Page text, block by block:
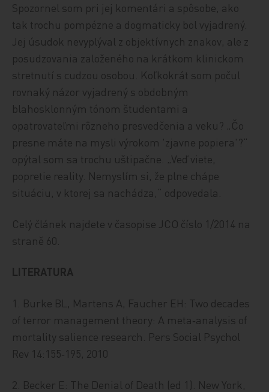
Spozornel som pri jej komentári a spôsobe, ako
tak trochu pompézne a dogmaticky bol vyjadrený.
Jej úsudok nevyplýval z objektívnych znakov, ale z
posudzovania založeného na krátkom klinickom
stretnutí s cudzou osobou. Koľkokrát som počul
rovnaký názor vyjadrený s obdobným
blahosklonným tónom študentami a
opatrovateľmi rôzneho presvedčenia a veku? „Čo
presne máte na mysli výrokom 'zjavne popiera'?“
opýtal som sa trochu uštipačne. „Veď viete,
popretie reality. Nemyslím si, že plne chápe
situáciu, v ktorej sa nachádza,“ odpovedala.
Celý článek najdete v časopise JCO číslo 1/2014 na
straně 60.
LITERATURA
1. Burke BL, Martens A, Faucher EH: Two decades
of terror management theory: A meta‑analysis of
mortality salience research. Pers Social Psychol
Rev 14:155‑195, 2010
2. Becker E: The Denial of Death (ed 1). New York,